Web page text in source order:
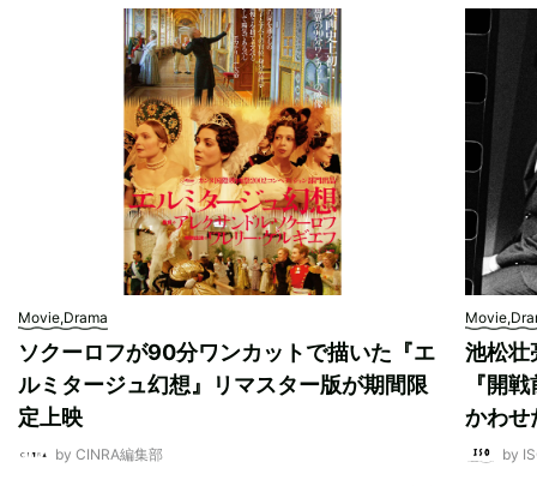
Movie,Drama
ソクーロフが90分ワンカットで描いた『エ
ルミタージュ幻想』リマスター版が期間限
定上映
by CINRA編集部
池松壮
『開
かわせ
by